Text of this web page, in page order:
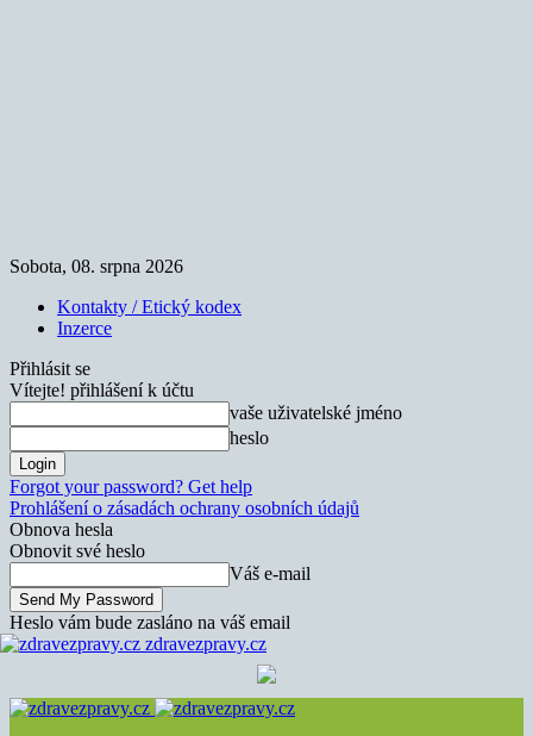
Sobota, 08. srpna 2026
Kontakty / Etický kodex
Inzerce
Přihlásit se
Vítejte! přihlášení k účtu
vaše uživatelské jméno
heslo
Forgot your password? Get help
Prohlášení o zásadách ochrany osobních údajů
Obnova hesla
Obnovit své heslo
Váš e-mail
Heslo vám bude zasláno na váš email
zdravezpravy.cz